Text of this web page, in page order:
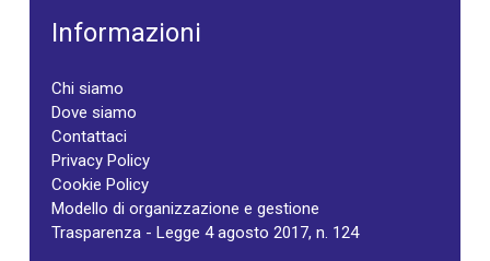
Informazioni
Chi siamo
Dove siamo
Contattaci
Privacy Policy
Cookie Policy
Modello di organizzazione e gestione
Trasparenza - Legge 4 agosto 2017, n. 124